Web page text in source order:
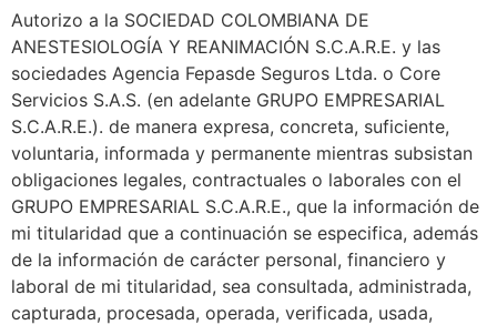
Autorizo a la SOCIEDAD COLOMBIANA DE
ANESTESIOLOGÍA Y REANIMACIÓN S.C.A.R.E. y las
sociedades Agencia Fepasde Seguros Ltda. o Core
Servicios S.A.S. (en adelante GRUPO EMPRESARIAL
S.C.A.R.E.). de manera expresa, concreta, suficiente,
voluntaria, informada y permanente mientras subsistan
obligaciones legales, contractuales o laborales con el
GRUPO EMPRESARIAL S.C.A.R.E., que la información de
mi titularidad que a continuación se especifica, además
de la información de carácter personal, financiero y
laboral de mi titularidad, sea consultada, administrada,
capturada, procesada, operada, verificada, usada,